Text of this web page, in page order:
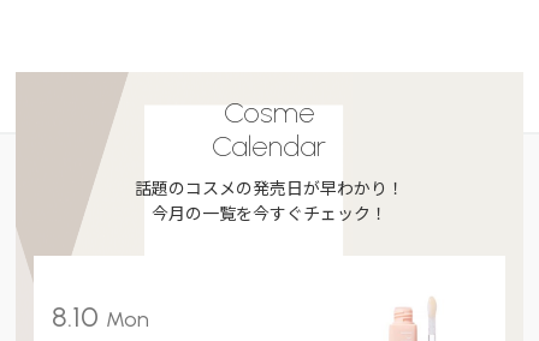
Cosme
Calendar
話題のコスメの発売日が早わかり！
今月の一覧を今すぐチェック！
8.10 Mon